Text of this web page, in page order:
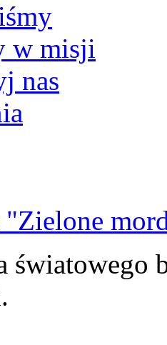
w misji
nas
światowego